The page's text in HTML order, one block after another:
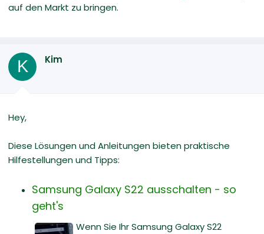
auf den Markt zu bringen.
K Kim
Hey,
Diese Lösungen und Anleitungen bieten praktische
Hilfestellungen und Tipps:
Samsung Galaxy S22 ausschalten - so
geht's
Wenn Sie Ihr Samsung Galaxy S22